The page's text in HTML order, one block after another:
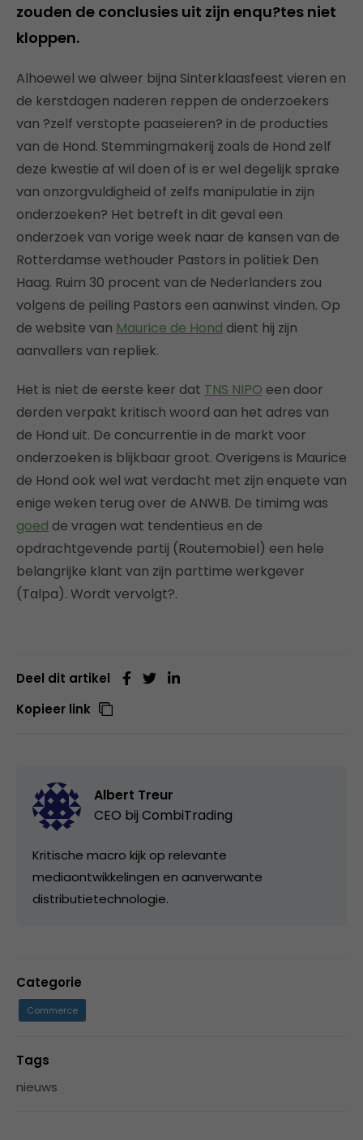
zouden de conclusies uit zijn enqu?tes niet
kloppen.
Alhoewel we alweer bijna Sinterklaasfeest vieren en
de kerstdagen naderen reppen de onderzoekers
van ?zelf verstopte paaseieren? in de producties
van de Hond. Stemmingmakerij zoals de Hond zelf
deze kwestie af wil doen of is er wel degelijk sprake
van onzorgvuldigheid of zelfs manipulatie in zijn
onderzoeken? Het betreft in dit geval een
onderzoek van vorige week naar de kansen van de
Rotterdamse wethouder Pastors in politiek Den
Haag. Ruim 30 procent van de Nederlanders zou
volgens de peiling Pastors een aanwinst vinden. Op
de website van Maurice de Hond dient hij zijn
aanvallers van repliek.
Het is niet de eerste keer dat TNS NIPO een door
derden verpakt kritisch woord aan het adres van
de Hond uit. De concurrentie in de markt voor
onderzoeken is blijkbaar groot. Overigens is Maurice
de Hond ook wel wat verdacht met zijn enquete van
enige weken terug over de ANWB. De timimg was
goed de vragen wat tendentieus en de
opdrachtgevende partij (Routemobiel) een hele
belangrijke klant van zijn parttime werkgever
(Talpa). Wordt vervolgt?.
Deel dit artikel
Kopieer link
Albert Treur
CEO bij CombiTrading
Kritische macro kijk op relevante
mediaontwikkelingen en aanverwante
distributietechnologie.
Categorie
Commerce
Tags
nieuws